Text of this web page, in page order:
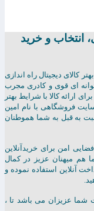
انتخاب و خرید
هر چه بهتر کالای دیجیتال راه اندازی
ای قوی و کادری مجرب
ارائه کالا با شرایط بهتر
فروشگاهی با نام امین
به قبل به شما هموطنان
امن برای خریدآنلاین
هم میهنان عزیز در کمال
آنلاین استفاده نموده و
شما عزیزان می باشد تا ،